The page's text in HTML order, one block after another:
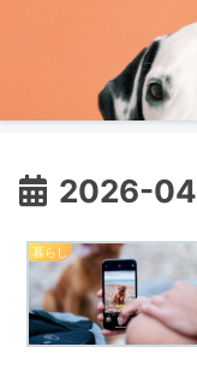
2026-04
暮らし